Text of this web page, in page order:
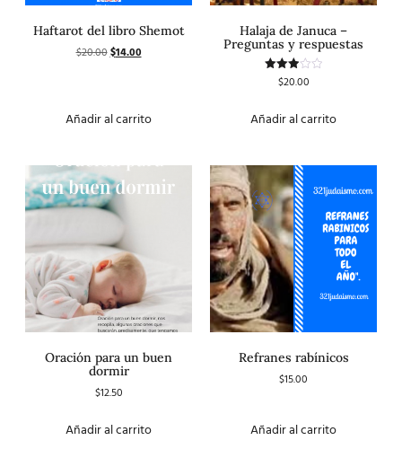
Haftarot del libro Shemot
$20.00$14.00
Añadir al carrito
Halaja de Januca –
Preguntas y respuestas
Valorado
con
$20.00
Añadir al carrito
Oración para un buen
dormir
$12.50
Añadir al carrito
Refranes rabínicos
$15.00
Añadir al carrito